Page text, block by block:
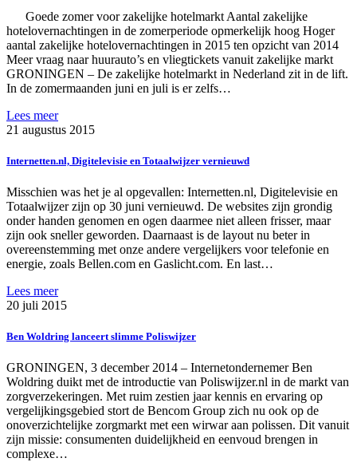
Goede zomer voor zakelijke hotelmarkt Aantal zakelijke
hotelovernachtingen in de zomerperiode opmerkelijk hoog Hoger
aantal zakelijke hotelovernachtingen in 2015 ten opzicht van 2014
Meer vraag naar huurauto’s en vliegtickets vanuit zakelijke markt
GRONINGEN – De zakelijke hotelmarkt in Nederland zit in de lift.
In de zomermaanden juni en juli is er zelfs…
Lees meer
21 augustus 2015
Internetten.nl, Digitelevisie en Totaalwijzer vernieuwd
Misschien was het je al opgevallen: Internetten.nl, Digitelevisie en
Totaalwijzer zijn op 30 juni vernieuwd. De websites zijn grondig
onder handen genomen en ogen daarmee niet alleen frisser, maar
zijn ook sneller geworden. Daarnaast is de layout nu beter in
overeenstemming met onze andere vergelijkers voor telefonie en
energie, zoals Bellen.com en Gaslicht.com. En last…
Lees meer
20 juli 2015
Ben Woldring lanceert slimme Poliswijzer
GRONINGEN, 3 december 2014 – Internetondernemer Ben
Woldring duikt met de introductie van Poliswijzer.nl in de markt van
zorgverzekeringen. Met ruim zestien jaar kennis en ervaring op
vergelijkingsgebied stort de Bencom Group zich nu ook op de
onoverzichtelijke zorgmarkt met een wirwar aan polissen. Dit vanuit
zijn missie: consumenten duidelijkheid en eenvoud brengen in
complexe…